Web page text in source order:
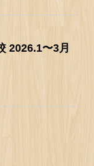
2026.1〜3月